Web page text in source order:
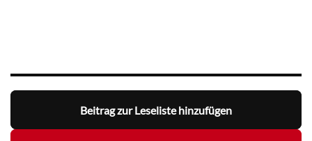
Beitrag zur Leseliste hinzufügen